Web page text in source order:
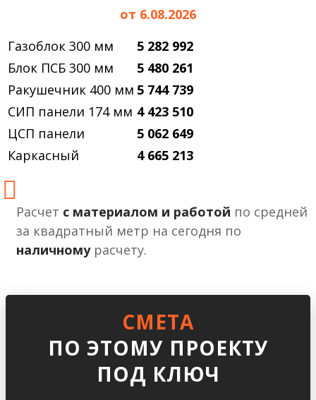
от 6.08.2026
Газоблок 300 мм
5 282 992
Блок ПСБ 300 мм
5 480 261
Ракушечник 400 мм 5 744 739
СИП панели 174 мм 4 423 510
ЦСП панели
5 062 649
Каркасный
4 665 213
Расчет с материалом и работой по средней
за квадратный метр на сегодня по
наличномурасчету.
СМЕТА
ПО ЭТОМУ ПРОЕКТУ
ПОД КЛЮЧ